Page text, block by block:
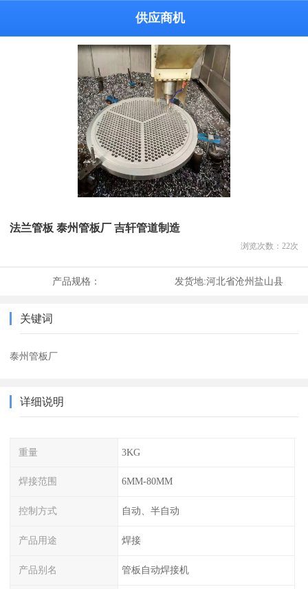
供应商机
法兰管板 泰州管板厂 吉轩管道制造
浏览次数： 22次
产品规格： 发货地:河北省沧州盐山县
关键词
泰州管板厂
详细说明
重量 3KG
焊接范围 6MM-80MM
控制方式 自动、半自动
产品用途 焊接
产品别名 管板自动焊接机